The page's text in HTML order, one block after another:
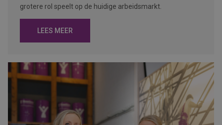
grotere rol speelt op de huidige arbeidsmarkt.
LEES MEER